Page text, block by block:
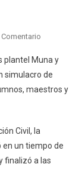
En
Simulacro
De
Incendio
Muna
plantel Muna y
simulacro de
maestros y
Civil, la
en un tiempo de
finalizó a las